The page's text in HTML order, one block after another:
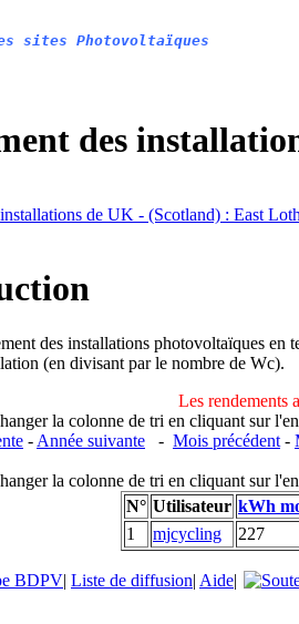
sites Photovoltaïques
des
de UK - (Scotland) : East
des installations photovoltaïques
(en divisant par le nombre de Wc).
Les rendements
la colonne de tri en cliquant sur
- Année suivante - Mois précédent -
la colonne de tri en cliquant sur
N° Utilisateur kWh
1
mjcycling 227
BDPV| Liste de diffusion| Aide|